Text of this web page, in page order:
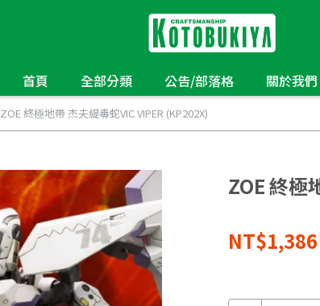
首頁 全部分類 公告/部落格 關於我們
ZOE 終極地帶 杰夫緹毒蛇VIC VIPER (KP202X)
ZOE 終極
NT$1,386